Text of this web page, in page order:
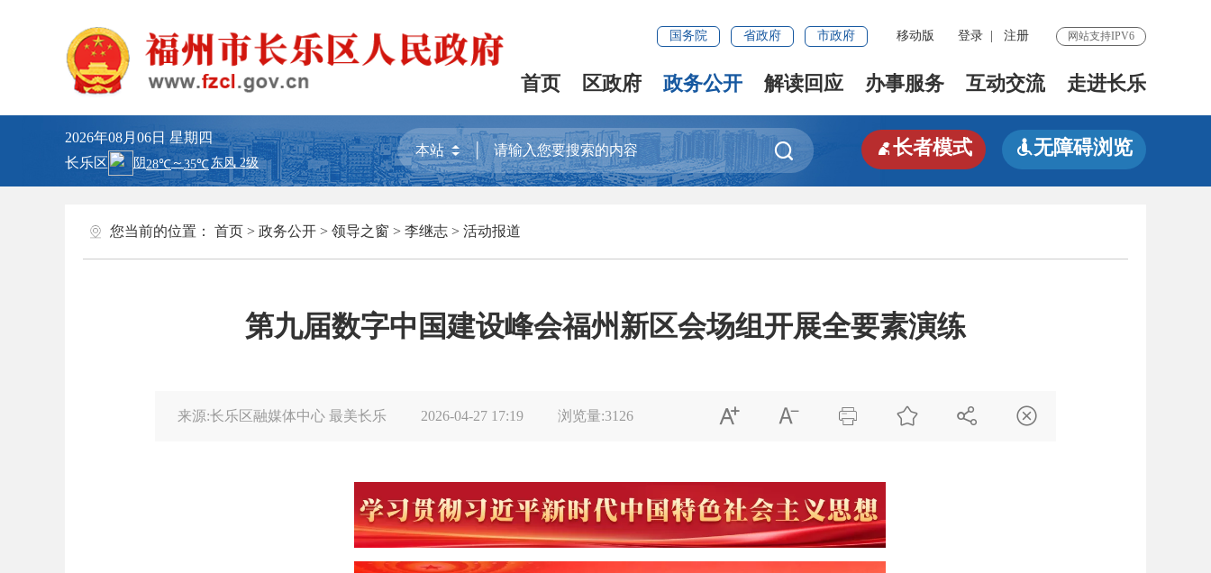
国务院 省政府 市政府 移动版 登录 注册 网站支持IPV6
首页 区政府 政务公开 解读回应 办事服务 互动交流 走进长乐
2026年08月06日 星期四
长乐区
 长者模式 无障碍浏览
您当前的位置： 首页 > 政务公开 > 领导之窗 > 李继志 > 活动报道
第九届数字中国建设峰会福州新区会场组开展全要素演练
来源:长乐区融媒体中心 最美长乐 2026-04-27 17:19 浏览量:3126      